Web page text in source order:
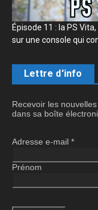
Épisode 11 : la PS
sur une console qui
Lettre d'info
Recevoir les
dans sa boîte
Adresse e-mail *
Prénom